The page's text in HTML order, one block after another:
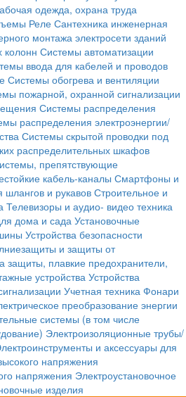
одежда, охрана труда
Реле Сантехника инженерная
монтажа электросети зданий
колонн Системы автоматизации
ввода для кабелей и проводов
Системы обогрева и вентиляции
пожарной, охранной сигнализации
Системы распределения
распределения электроэнергии/
Системы скрытой проводки под
распределительных шкафов
препятствующие
кабель-каналы Смартфоны и
и рукавов Строительное и
Телевизоры и аудио- видео техника
дома и сада Установочные
Устройства безопасности
и защиты от
защиты, плавкие предохранители,
устройства Устройства
Учетная техника Фонари
преобразование энергии
системы (в том числе
Электроизоляционные трубы/
и аксессуары для
напряжения
напряжения Электроустановочное
изделия